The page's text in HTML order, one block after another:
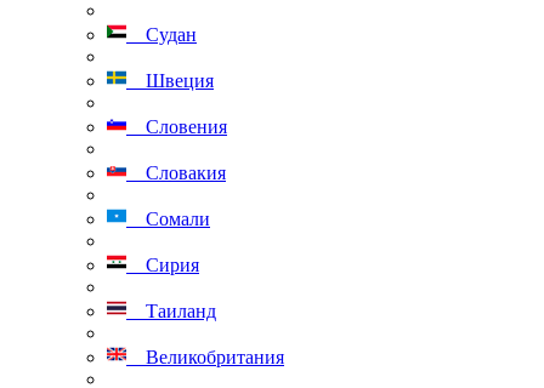
Судан
Швеция
Словения
Словакия
Сомали
Сирия
Таиланд
Великобритания